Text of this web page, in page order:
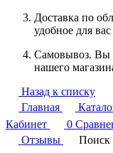
Доставка по
удобное для
Самовывоз. Вы
нашего
Назад к списку
Главная
Кабинет
0
Отзывы
Поиск